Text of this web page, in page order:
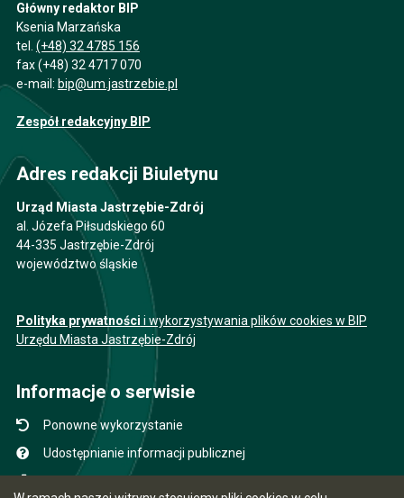
Główny redaktor BIP
Ksenia Marzańska
tel. (+48) 32 4785 156
fax (+48) 32 4717 070
e-mail: bip@um.jastrzebie.pl
Zespół redakcyjny BIP
Adres redakcji Biuletynu
Urząd Miasta Jastrzębie-Zdrój
al. Józefa Piłsudskiego 60
44-335 Jastrzębie-Zdrój
województwo śląskie
Polityka prywatności i wykorzystywania plików cookies w BIP
Urzędu Miasta Jastrzębie-Zdrój
Informacje o serwisie
Ponowne wykorzystanie
Udostępnianie informacji publicznej